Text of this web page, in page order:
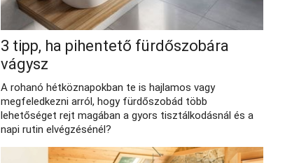
3 tipp, ha pihentető fürdőszobára
vágysz
A rohanó hétköznapokban te is hajlamos vagy
megfeledkezni arról, hogy fürdőszobád több
lehetőséget rejt magában a gyors tisztálkodásnál és a
napi rutin elvégzésénél?